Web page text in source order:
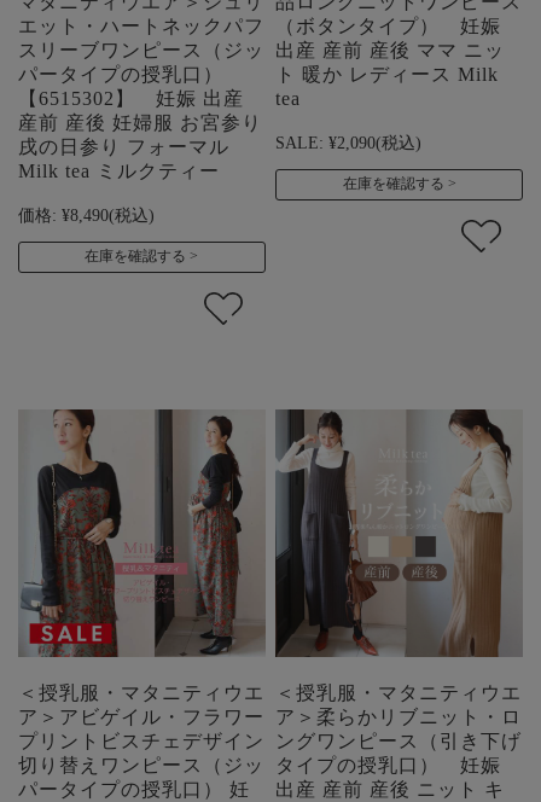
エット・ハートネックパフ
スリーブワンピース（ジッ
パータイプの授乳口）
【6515302】 妊娠 出産
産前 産後 妊婦服 お宮参り
戌の日参り フォーマル
Milk tea ミルクティー
価格: ¥8,490(税込)
在庫を確認する
（ボタンタイプ） 妊娠
出産 産前 産後 ママ ニッ
ト 暖か レディース Milk
tea
SALE: ¥2,090(税込)
在庫を確認する
＜授乳服・マタニティウエ
ア＞アビゲイル・フラワー
プリントビスチェデザイン
切り替えワンピース（ジッ
パータイプの授乳口） 妊
＜授乳服・マタニティウエ
ア＞柔らかリブニット・ロ
ングワンピース（引き下げ
タイプの授乳口） 妊娠
出産 産前 産後 ニット キ